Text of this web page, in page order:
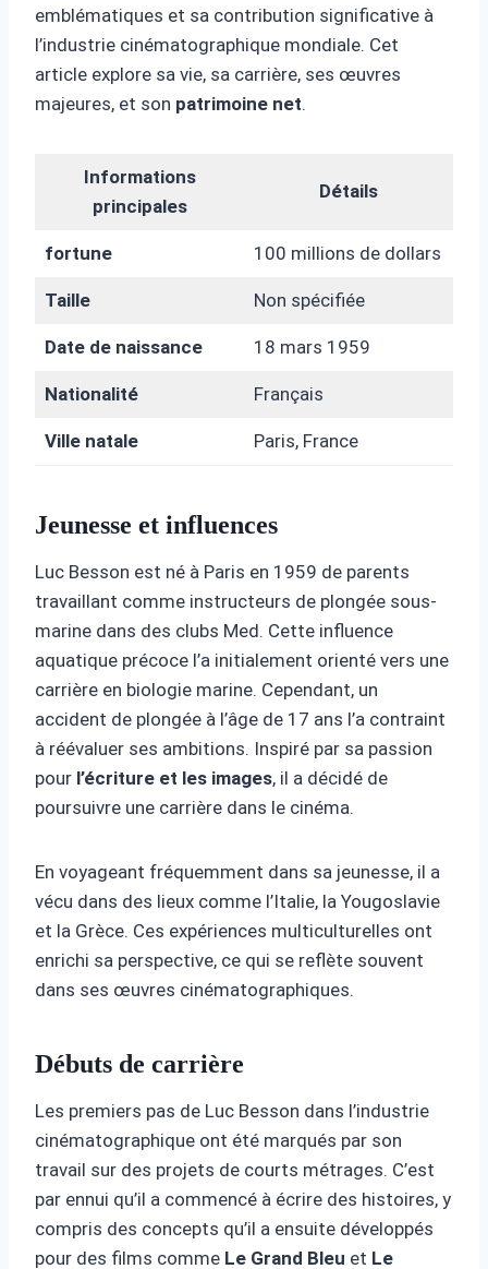
emblématiques et sa contribution significative à
l’industrie cinématographique mondiale. Cet
article explore sa vie, sa carrière, ses œuvres
majeures, et son patrimoine net.
Informations
principales
Détails
fortune 100 millions de dollars
Taille Non spécifiée
Date de naissance 18 mars 1959
Nationalité Français
Ville natale Paris, France
Jeunesse et influences
Luc Besson est né à Paris en 1959 de parents
travaillant comme instructeurs de plongée sous-
marine dans des clubs Med. Cette influence
aquatique précoce l’a initialement orienté vers une
carrière en biologie marine. Cependant, un
accident de plongée à l’âge de 17 ans l’a contraint
à réévaluer ses ambitions. Inspiré par sa passion
pour l’écriture et les images, il a décidé de
poursuivre une carrière dans le cinéma.
En voyageant fréquemment dans sa jeunesse, il a
vécu dans des lieux comme l’Italie, la Yougoslavie
et la Grèce. Ces expériences multiculturelles ont
enrichi sa perspective, ce qui se reflète souvent
dans ses œuvres cinématographiques.
Débuts de carrière
Les premiers pas de Luc Besson dans l’industrie
cinématographique ont été marqués par son
travail sur des projets de courts métrages. C’est
par ennui qu’il a commencé à écrire des histoires, y
compris des concepts qu’il a ensuite développés
pour des films comme Le Grand Bleu et Le